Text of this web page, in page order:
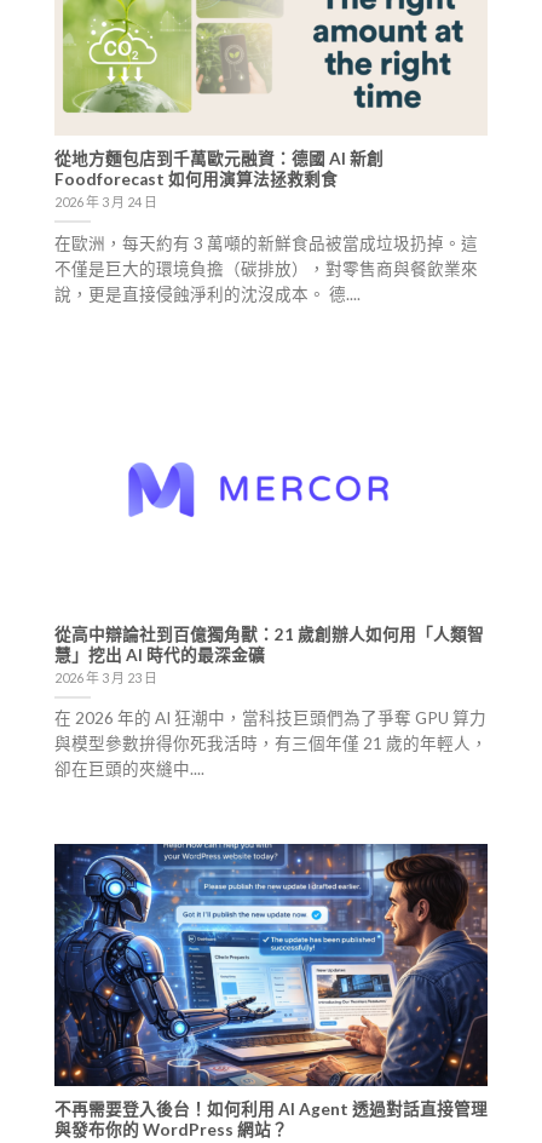
從地方麵包店到千萬歐元融資：德國 AI 新創
Foodforecast 如何用演算法拯救剩食
2026 年 3 月 24 日
在歐洲，每天約有 3 萬噸的新鮮食品被當成垃圾扔掉。這
不僅是巨大的環境負擔（碳排放），對零售商與餐飲業來
說，更是直接侵蝕淨利的沈沒成本。 德....
從高中辯論社到百億獨角獸：21 歲創辦人如何用「人類智
慧」挖出 AI 時代的最深金礦
2026 年 3 月 23 日
在 2026 年的 AI 狂潮中，當科技巨頭們為了爭奪 GPU 算力
與模型參數拚得你死我活時，有三個年僅 21 歲的年輕人，
卻在巨頭的夾縫中....
不再需要登入後台！如何利用 AI Agent 透過對話直接管理
與發布你的 WordPress 網站？